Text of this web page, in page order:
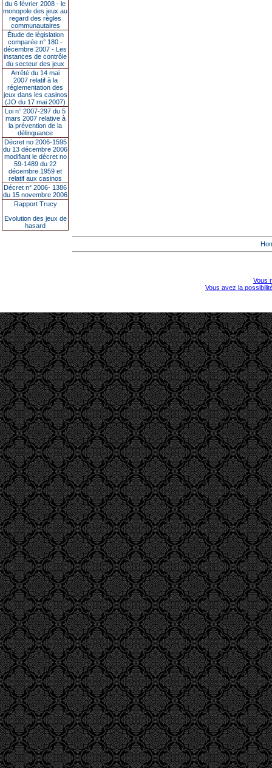
du 6 février 2008 - le
monopole des jeux au
regard des règles
communautaires
Étude de législation
comparée n° 180 -
décembre 2007 - Les
instances de contrôle
du secteur des jeux
Arrêté du 14 mai
2007 relatif à la
réglementation des
jeux dans les casinos
(JO du 17 mai 2007)
Loi n° 2007-297 du 5
mars 2007 relative à
la prévention de la
délinquance
Décret no 2006-1595
du 13 décembre 2006
modifiant le décret no
59-1489 du 22
décembre 1959 et
relatif aux casinos
Décret n° 2006- 1386
du 15 novembre 2006
Rapport Trucy
Evolution des jeux de
hasard
Vous
Vous avez la